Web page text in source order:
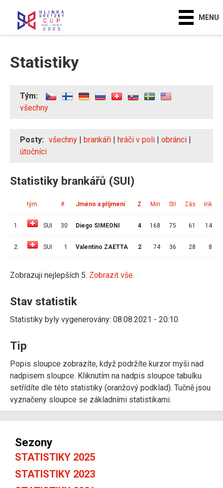
MENU
Statistiky
Tým:
všechny
Posty: všechny | brankáři | hráči v poli | obránci |
útočníci
Statistiky brankářů (SUI)
tým # Jméno a příjmení Z Min Stř Zás Ink
1. SUI 30 Diego SIMEONI 4 168 75 61 14
2. SUI 1 Valentino ZAETTA 2 74 36 28 8
Zobrazuji nejlepších 5. Zobrazit vše.
Stav statistik
Statistiky byly vygenerovány: 08.08.2021 - 20:10
Tip
Popis sloupce zobrazíte, když podržíte kurzor myši nad
nadpisem sloupce. Kliknutím na nadpis sloupce tabulku
setřídíte dle této statistiky (oranžový podklad). Tučně jsou
vyznačeny sloupce se základními statistikami.
Sezony
STATISTIKY 2025
STATISTIKY 2023